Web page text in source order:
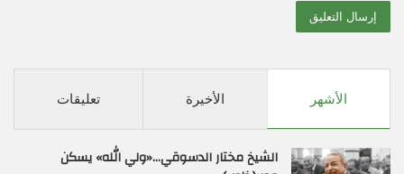
الأشهر الأخيرة تعليقات
الشيخ مختار الدسوقي…«ولي الله» يسكن